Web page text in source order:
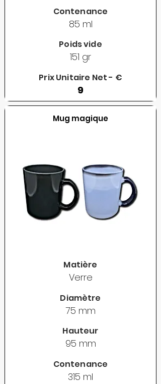
Contenance
85 ml
Poids vide
151 gr
Prix Unitaire Net - €
9
Mug magique
Matière
Verre
Diamètre
75 mm
Hauteur
95 mm
Contenance
315 ml